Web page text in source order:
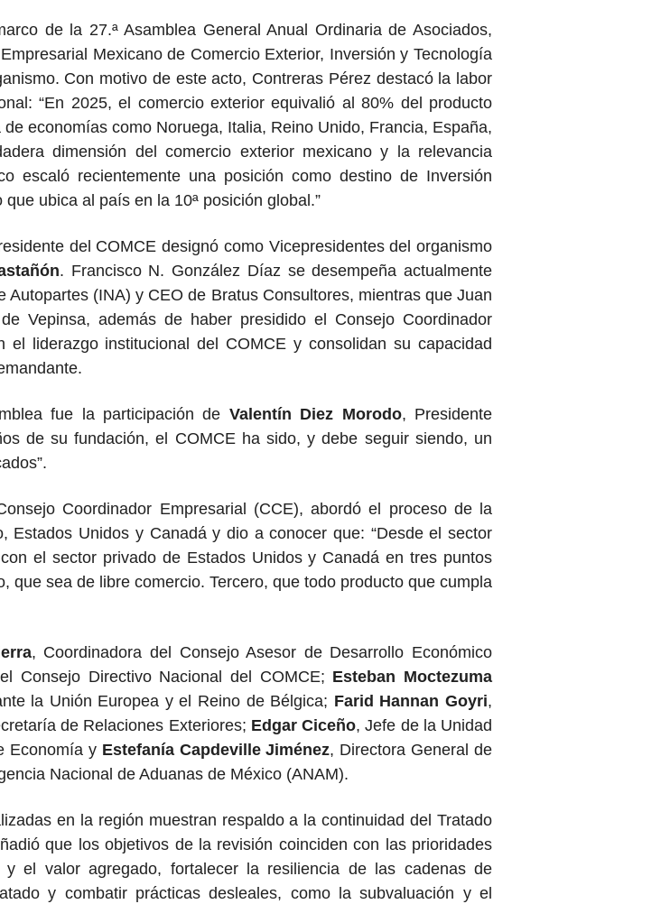
de la 27.ª Asamblea General Anual Ordinaria de Asociados,
Mexicano de Comercio Exterior, Inversión y Tecnología
Con motivo de este acto, Contreras Pérez destacó la labor
“En 2025, el comercio exterior equivalió al 80% del producto
economías como Noruega, Italia, Reino Unido, Francia, España,
dimensión del comercio exterior mexicano y la relevancia
escaló recientemente una posición como destino de Inversión
ubica al país en la 10ª posición global.”
del COMCE designó como Vicepresidentes del organismo
. Francisco N. González Díaz se desempeña actualmente
(INA) y CEO de Bratus Consultores, mientras que Juan
Vepinsa, además de haber presidido el Consejo Coordinador
el liderazgo institucional del COMCE y consolidan su capacidad
fue la participación de Valentín Diez Morodo, Presidente
de su fundación, el COMCE ha sido, y debe seguir siendo, un
Coordinador Empresarial (CCE), abordó el proceso de la
Estados Unidos y Canadá y dio a conocer que: “Desde el sector
el sector privado de Estados Unidos y Canadá en tres puntos
que sea de libre comercio. Tercero, que todo producto que cumpla
, Coordinadora del Consejo Asesor de Desarrollo Económico
Consejo Directivo Nacional del COMCE; Esteban Moctezuma
la Unión Europea y el Reino de Bélgica; Farid Hannan Goyri,
de Relaciones Exteriores; Edgar Ciceño, Jefe de la Unidad
Economía y Estefanía Capdeville Jiménez, Directora General de
Nacional de Aduanas de México (ANAM).
en la región muestran respaldo a la continuidad del Tratado
que los objetivos de la revisión coinciden con las prioridades
el valor agregado, fortalecer la resiliencia de las cadenas de
y combatir prácticas desleales, como la subvaluación y el